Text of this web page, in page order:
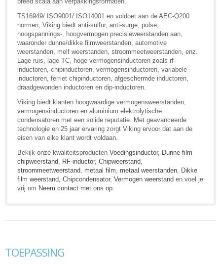
TS16949/ ISO9001/ ISO14001 en voldoet aan de AEC-Q200
normen, Viking biedt anti-sulfur, anti-surge, pulse,
hoogspannings-, hoogvermogen precisieweerstanden aan,
waaronder dunne/dikke filmweerstanden, automotive
weerstanden, melf weerstanden, stroommeetweerstanden, enz.
Lage ruis, lage TC, hoge vermogensinductoren zoals rf-
inductoren, chipinductoren, vermogensinductoren, variabele
inductoren, ferriet chipinductoren, afgeschermde inductoren,
draadgewonden inductoren en dip-inductoren.
Viking biedt klanten hoogwaardige vermogensweerstanden,
vermogensinductoren en aluminium elektrolytische
condensatoren met een solide reputatie. Met geavanceerde
technologie en 25 jaar ervaring zorgt Viking ervoor dat aan de
eisen van elke klant wordt voldaan.
Bekijk onze kwaliteitsproducten Voedingsinductor, Dunne film
chipweerstand
RF-inductor, Chipweerstand
stroommeetweerstand
metaal film metaal weerstanden
Dikke
film weerstand Chipcondensator, Vermogen weerstand en voel je
vrij om Neem contact met ons op
TOEPASSING